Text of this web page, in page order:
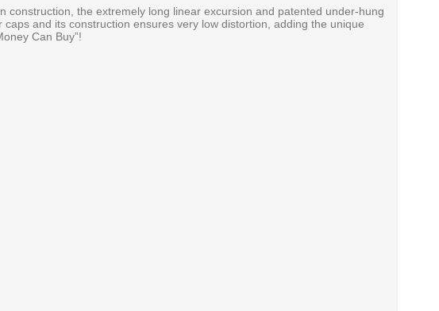
the extremely long linear excursion and patented under-hung
and its construction ensures very low distortion, adding the unique
Can Buy”!